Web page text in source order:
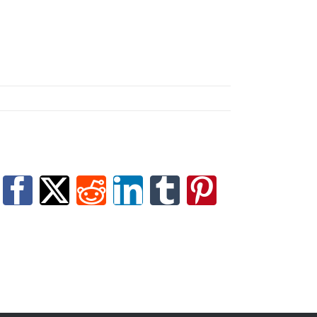
Facebook
X RedditLinkedIn
TumblrPinterest